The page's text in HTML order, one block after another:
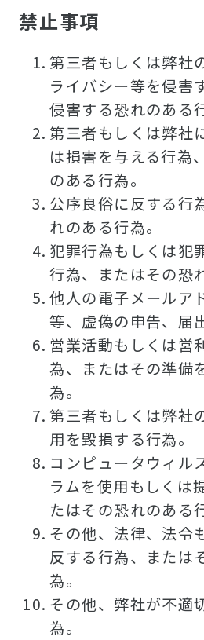
禁止事項
第三者もしくは弊社
ライバシー等を侵害
侵害する恐れのある
第三者もしくは弊社
は損害を与える行為
のある行為。
公序良俗に反する行
れのある行為。
犯罪行為もしくは犯
行為、またはその恐
他人の電子メールア
等、虚偽の申告、届
営業活動もしくは営
為、またはその準備
為。
第三者もしくは弊社
用を毀損する行為。
コンピュータウィル
ラムを使用もしくは
たはその恐れのある
その他、法律、法令
反する行為、または
為。
その他、弊社が不適
為。